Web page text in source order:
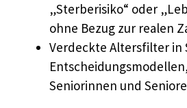
„Sterberisiko“ oder
ohne Bezug zur realen
Verdeckte Altersfilter in
Seniorinnen und